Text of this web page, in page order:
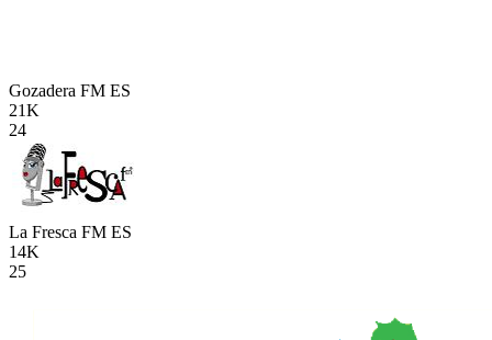
Gozadera FM ES
21K
24
La Fresca FM ES
14K
25